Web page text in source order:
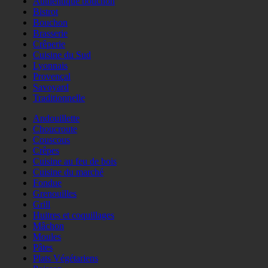
Bistrot
Bouchon
Brasserie
Crêperie
Cuisine du Sud
Lyonnais
Provençal
Savoyard
Traditionnelle
Andouillette
Choucroute
Couscous
Crêpes
Cuisine au feu de bois
Cuisine du marché
Fondue
Grenouilles
Grill
Huitres et coquillages
Mâchon
Moules
Pâtes
Plats Végétariens